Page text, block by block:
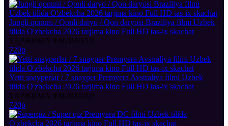
Jungli qonuni / Qonli daryo / Qon daryosi Braziliya filmi Uzbek
tilida O'zbekcha 2026 tarjima kino Full HD tas-ix skachat
ТАРЖИМА ФИЛМЛАР
720p
Yetti snayperlar / 7 snayper Premyera Avstraliya filmi Uzbek
tilida O'zbekcha 2026 tarjima kino Full HD tas-ix skachat
ТАРЖИМА ФИЛМЛАР
720p